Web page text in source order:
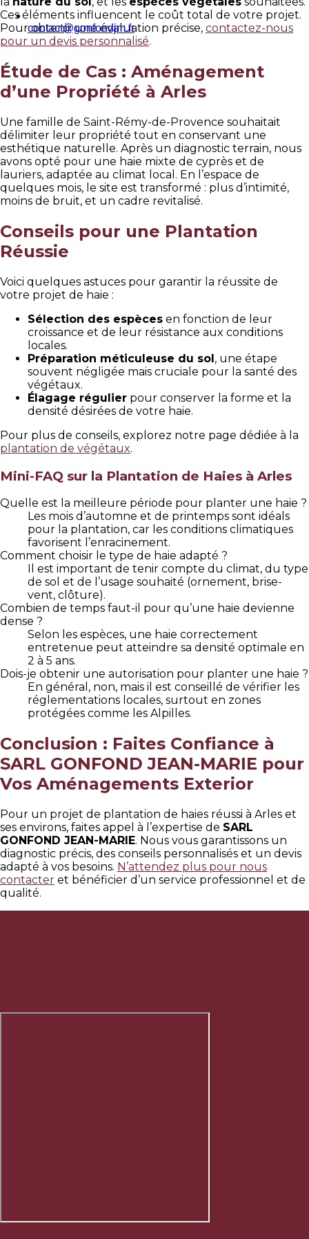
contact@gonfondjm.fr
Ces éléments influencent le coût total de votre projet.
Pour obtenir une évaluation précise, contactez-nous
pour un devis personnalisé.
Étude de Cas : Aménagement
d’une Propriété à Arles
Une famille de Saint-Rémy-de-Provence souhaitait
délimiter leur propriété tout en conservant une
esthétique naturelle. Après un diagnostic terrain, nous
avons opté pour une haie mixte de cyprès et de
lauriers, adaptée au climat local. En l’espace de
quelques mois, le site est transformé : plus d’intimité,
moins de bruit, et un cadre revitalisé.
Conseils pour une Plantation
Réussie
Voici quelques astuces pour garantir la réussite de
votre projet de haie :
Sélection des espèces en fonction de leur
croissance et de leur résistance aux conditions
locales.
Préparation méticuleuse du sol, une étape
souvent négligée mais cruciale pour la santé des
végétaux.
Élagage régulier pour conserver la forme et la
densité désirées de votre haie.
Pour plus de conseils, explorez notre page dédiée à la
plantation de végétaux.
Mini-FAQ sur la Plantation de Haies à Arles
Quelle est la meilleure période pour planter une haie ?
Les mois d’automne et de printemps sont idéals
pour la plantation, car les conditions climatiques
favorisent l’enracinement.
Comment choisir le type de haie adapté ?
Il est important de tenir compte du climat, du type
de sol et de l’usage souhaité (ornement, brise-
vent, clôture).
Combien de temps faut-il pour qu’une haie devienne
dense ?
Selon les espèces, une haie correctement
entretenue peut atteindre sa densité optimale en
2 à 5 ans.
Dois-je obtenir une autorisation pour planter une haie ?
En général, non, mais il est conseillé de vérifier les
réglementations locales, surtout en zones
protégées comme les Alpilles.
Conclusion : Faites Confiance à
SARL GONFOND JEAN-MARIE pour
Vos Aménagements Exterior
Pour un projet de plantation de haies réussi à Arles et
ses environs, faites appel à l’expertise de SARL
GONFOND JEAN-MARIE. Nous vous garantissons un
diagnostic précis, des conseils personnalisés et un devis
adapté à vos besoins. N’attendez plus pour nous
contacter et bénéficier d’un service professionnel et de
qualité.